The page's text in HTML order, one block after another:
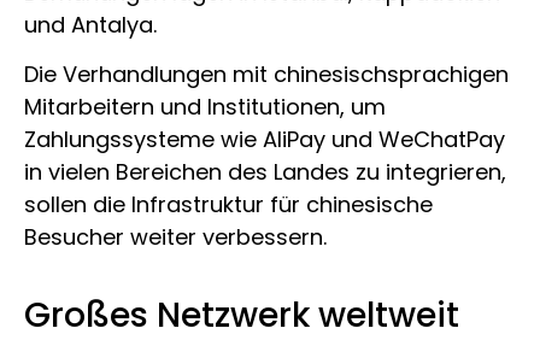
und Antalya.
Die Verhandlungen mit chinesischsprachigen
Mitarbeitern und Institutionen, um
Zahlungssysteme wie AliPay und WeChatPay
in vielen Bereichen des Landes zu integrieren,
sollen die Infrastruktur für chinesische
Besucher weiter verbessern.
Großes Netzwerk weltweit